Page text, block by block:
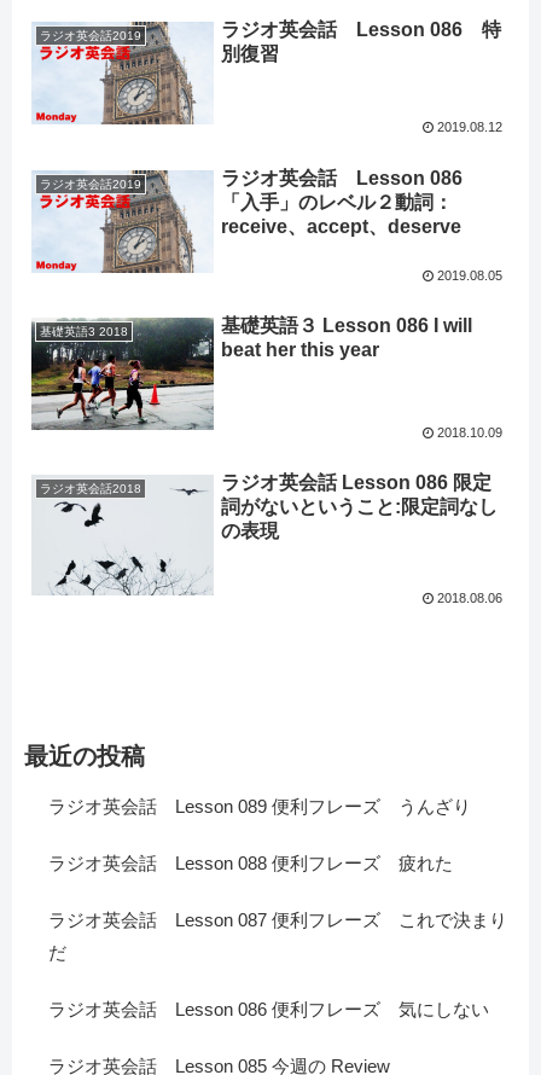
ラジオ英会話2019
ラジオ英会話 Lesson 086 特
別復習
2019.08.12
ラジオ英会話2019
ラジオ英会話 Lesson 086
「入手」のレベル２動詞：
receive、accept、deserve
2019.08.05
基礎英語3 2018
基礎英語３ Lesson 086 I will
beat her this year
2018.10.09
ラジオ英会話2018
ラジオ英会話 Lesson 086 限定
詞がないということ:限定詞なし
の表現
2018.08.06
最近の投稿
ラジオ英会話 Lesson 089 便利フレーズ うんざり
ラジオ英会話 Lesson 088 便利フレーズ 疲れた
ラジオ英会話 Lesson 087 便利フレーズ これで決まり
だ
ラジオ英会話 Lesson 086 便利フレーズ 気にしない
ラジオ英会話 Lesson 085 今週の Review